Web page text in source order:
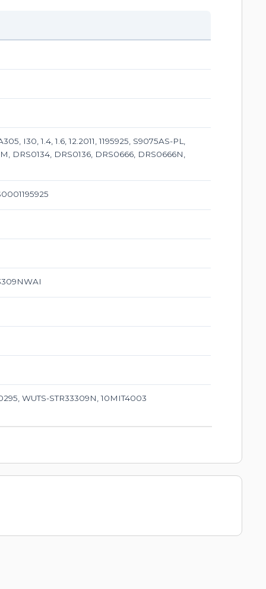
I30, 1.4, 1.6, 12.2011, 1195925, S9075AS-PL,
DRS0134, DRS0136, DRS0666, DRS0666N,
WUTS-STR33309N, 10MIT4003